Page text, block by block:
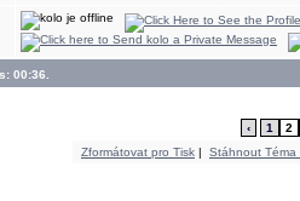
00:36.
‹ 1
2
Zformátovat pro Tisk | Stáhnout Téma